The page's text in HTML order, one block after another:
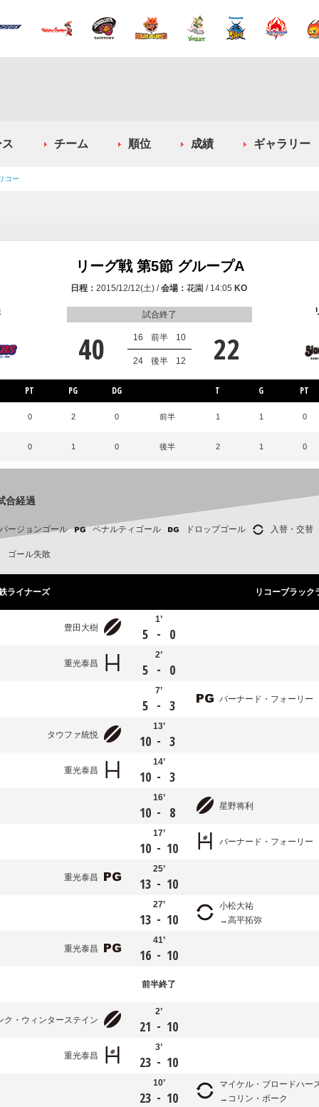
チーム 順位 成績 ギャラリー
コー
リーグ戦 第5節 グループA
2015/12/12(土) 花園 14:05
試合終了
40 22
前半
16 10
後半
24 12
PT PG DG T G PT
0 2 0 前半 1 1 0
0 1 0 後半 2 1 0
合経過
ージョンゴール ペナルティゴール ドロップゴール 入替・交替
ゴール失敗
ライナーズ リコーブラック
豊田大樹
1’
5 - 0
重光泰昌
2’
5 - 0
7’
5 - 3 バーナード・フォーリー
タウファ統悦
13’
10 - 3
重光泰昌
14’
10 - 3
16’
10 - 8 星野将利
17’
10 - 10 バーナード・フォーリー
重光泰昌
25’
13 - 10
27’
13 - 10
小松大祐
高平拓弥
重光泰昌
41’
16 - 10
前半終了
ク・ウィンターステイン
2’
21 - 10
重光泰昌
3’
23 - 10
10’
23 - 10
マイケル・ブロードハー
コリン・ボーク